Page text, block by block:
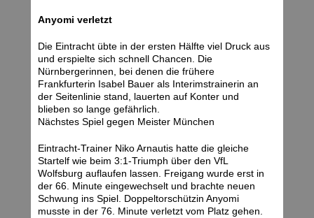
Anyomi verletzt
Die Eintracht übte in der ersten Hälfte viel Druck aus
und erspielte sich schnell Chancen. Die
Nürnbergerinnen, bei denen die frühere
Frankfurterin Isabel Bauer als Interimstrainerin an
der Seitenlinie stand, lauerten auf Konter und
blieben so lange gefährlich.
Nächstes Spiel gegen Meister München
Eintracht-Trainer Niko Arnautis hatte die gleiche
Startelf wie beim 3:1-Triumph über den VfL
Wolfsburg auflaufen lassen. Freigang wurde erst in
der 66. Minute eingewechselt und brachte neuen
Schwung ins Spiel. Doppeltorschützin Anyomi
musste in der 76. Minute verletzt vom Platz gehen.